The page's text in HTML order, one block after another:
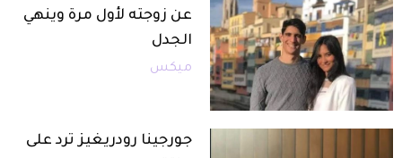
عن زوجته لأول مرة وينهي
الجدل
ميكس
جورجينا رودريغيز ترد على